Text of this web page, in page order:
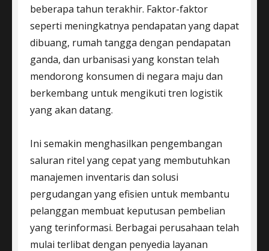
beberapa tahun terakhir. Faktor-faktor
seperti meningkatnya pendapatan yang dapat
dibuang, rumah tangga dengan pendapatan
ganda, dan urbanisasi yang konstan telah
mendorong konsumen di negara maju dan
berkembang untuk mengikuti tren logistik
yang akan datang.
Ini semakin menghasilkan pengembangan
saluran ritel yang cepat yang membutuhkan
manajemen inventaris dan solusi
pergudangan yang efisien untuk membantu
pelanggan membuat keputusan pembelian
yang terinformasi. Berbagai perusahaan telah
mulai terlibat dengan penyedia layanan